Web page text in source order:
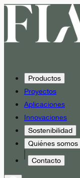
Productos
Proyectos
Aplicaciones
Innovaciones
Sostenibilidad
Quiénes somos
Contacto